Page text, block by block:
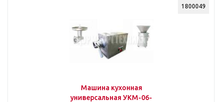
1800049
Машина кухонная
универсальная УКМ-06-